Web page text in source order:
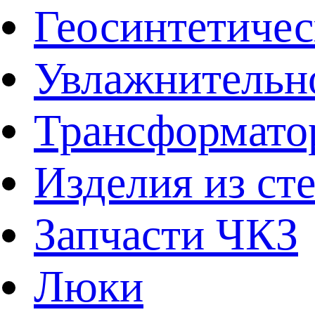
Изделия из
Запчасти ЧКЗ
Люки